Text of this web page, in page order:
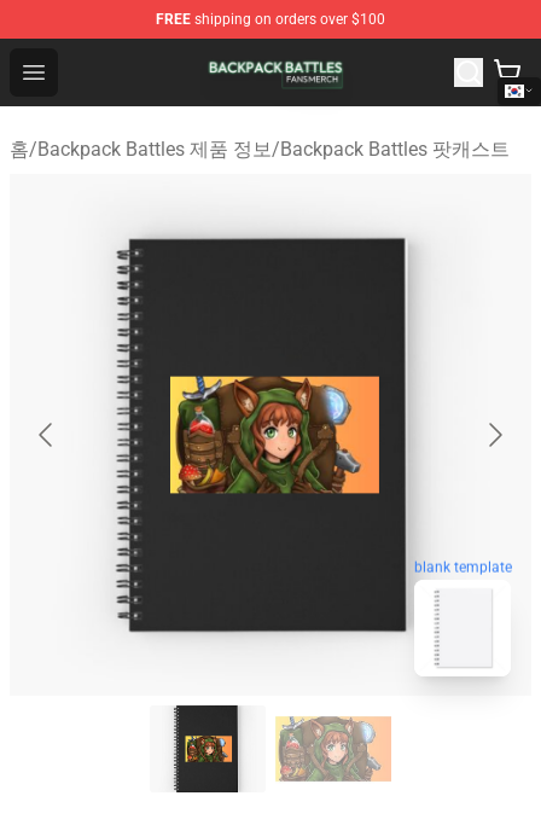
FREE shipping on orders over $100
Open menu
Backpack Battles Shop - Official Backpack Battles
홈/Backpack Battles 제품 정보/Backpack Battles 팟캐스트
blank template